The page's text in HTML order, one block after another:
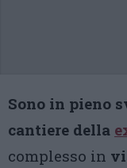
Sono in pieno
cantiere della
complesso in